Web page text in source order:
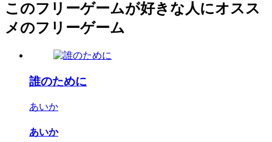
このフリーゲームが好きな人にオスス
メのフリーゲーム
誰のために
あいか
あいか